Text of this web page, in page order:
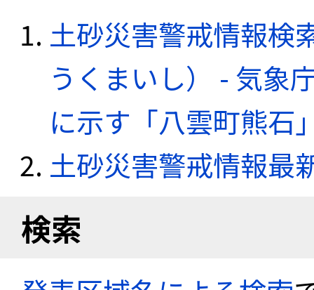
土砂災害警戒情報検
うくまいし） - 気象
に示す「八雲町熊石
土砂災害警戒情報最
検索